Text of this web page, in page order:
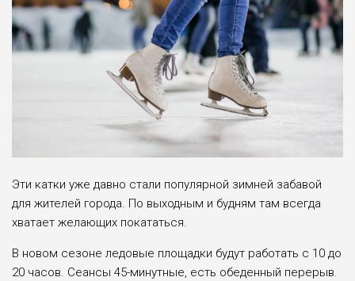
Эти катки уже давно стали популярной зимней забавой
для жителей города. По выходным и будням там всегда
хватает желающих покататься.
В новом сезоне ледовые площадки будут работать с 10 до
20 часов. Сеансы 45-минутные, есть обеденный перерыв.